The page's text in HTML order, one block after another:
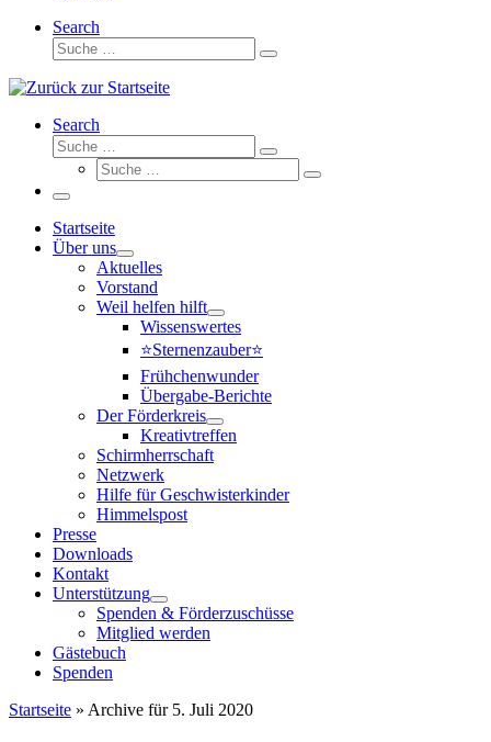
Search
Suche
Suche
Search
Suche
Suche
Suche
Suche
Menü
Startseite
Über uns
Aktuelles
Vorstand
Weil helfen hilft
Wissenswertes
⭐Sternenzauber⭐
Frühchenwunder
Übergabe-Berichte
Der Förderkreis
Kreativtreffen
Schirmherrschaft
Netzwerk
Hilfe für Geschwisterkinder
Himmelspost
Presse
Downloads
Kontakt
Unterstützung
Spenden & Förderzuschüsse
Mitglied werden
Gästebuch
Spenden
Startseite » Archive für 5. Juli 2020